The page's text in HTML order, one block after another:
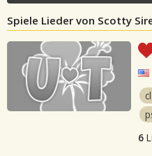
Spiele Lieder von Scotty
6